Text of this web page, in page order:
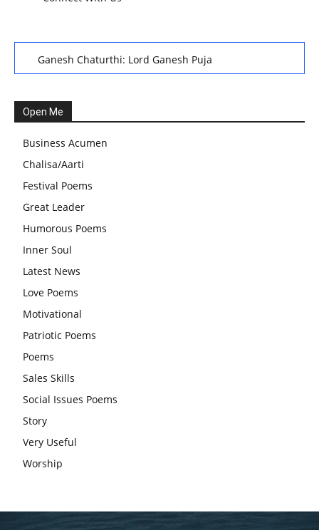
Ganesh Chaturthi: Lord Ganesh Puja
Festival: A Celebration of Tradition and Womanhood
स्वामी अवधेशानंद जी गिरि के जीवन सूत्र:किन चीजों के कारण लोग अशांत
और असंतुलित रहते हैं?
आज का जीवन मंत्र:महिलाएं पुरुषों से श्रेष्ठ होती हैं, हमेशा उनका सम्मान
करना चाहिए और उन्हें पूजनीय दृष्टि से देखना चाहिए
वट सावित्री पूजा विधि और कथा:इस व्रत में सौलह श्रृंगार से सजती हैं
महिलाएं, करती हैं देवी सावित्री और बरगद की पूजा
CBSE 12वीं परीक्षा रद्द होने का असर:बच्चों को अब फोकस कॉम्पिटिटिव
एग्जाम पर करना चाहिए, तनाव लेने की जरूरत नहीं
Open Me
Business Acumen
Chalisa/Aarti
Festival Poems
Great Leader
Humorous Poems
Inner Soul
Latest News
Love Poems
Motivational
Patriotic Poems
Poems
Sales Skills
Social Issues Poems
Story
Very Useful
Worship